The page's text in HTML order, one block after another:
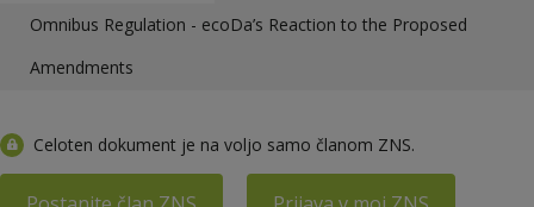
Omnibus Regulation - ecoDa’s Reaction to the Proposed
Amendments
Celoten dokument je na voljo samo članom ZNS.